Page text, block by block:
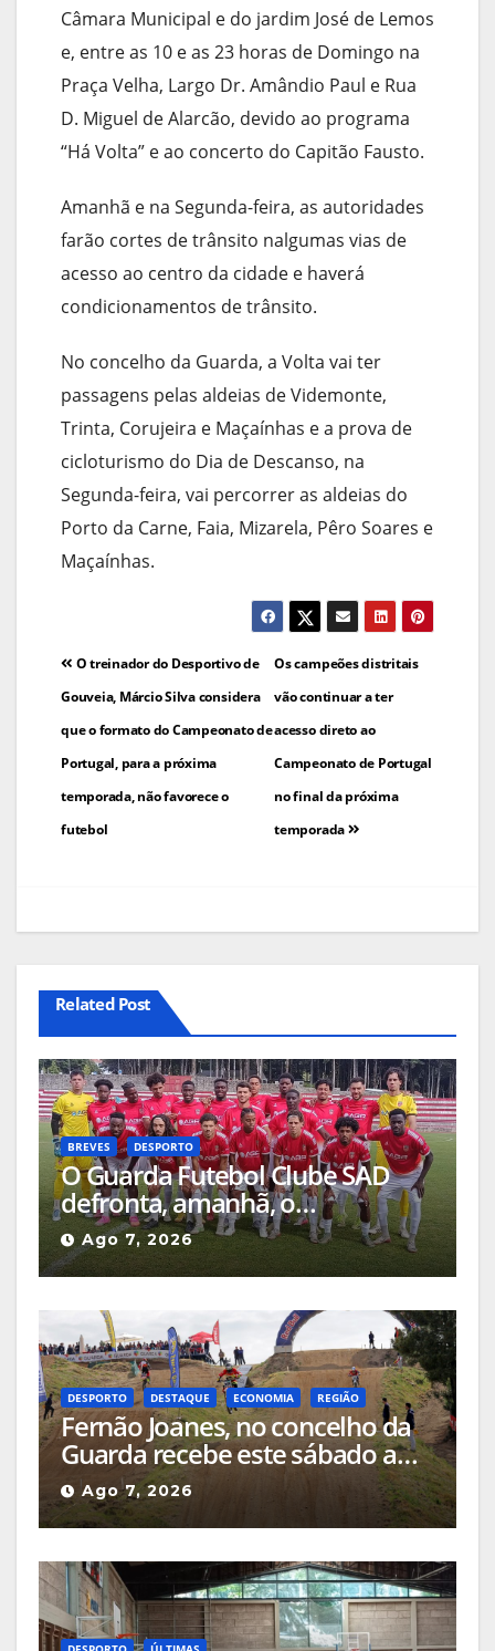
Câmara Municipal e do jardim José de Lemos
e, entre as 10 e as 23 horas de Domingo na
Praça Velha, Largo Dr. Amândio Paul e Rua
D. Miguel de Alarcão, devido ao programa
“Há Volta” e ao concerto do Capitão Fausto.
Amanhã e na Segunda-feira, as autoridades
farão cortes de trânsito nalgumas vias de
acesso ao centro da cidade e haverá
condicionamentos de trânsito.
No concelho da Guarda, a Volta vai ter
passagens pelas aldeias de Videmonte,
Trinta, Corujeira e Maçaínhas e a prova de
cicloturismo do Dia de Descanso, na
Segunda-feira, vai percorrer as aldeias do
Porto da Carne, Faia, Mizarela, Pêro Soares e
Maçaínhas.
Navegação
de
artigos
Os campeões distritais
vão continuar a ter
acesso direto ao
Campeonato de Portugal
no final da próxima
temporada
O treinador do Desportivo de
Gouveia, Márcio Silva considera
que o formato do Campeonato de
Portugal, para a próxima
temporada, não favorece o
futebol
Related Post
BREVES DESPORTO
O Guarda Futebol Clube SAD
defronta, amanhã, o
Sertanense, num jogo a contar
para a Supertaça da Beira
Interior
Ago 7, 2026
DESPORTO DESTAQUE ECONOMIA REGIÃO
Fernão Joanes, no concelho da
Guarda recebe este sábado a
Etapa do Campeonato Nacional
de Supercross
Ago 7, 2026